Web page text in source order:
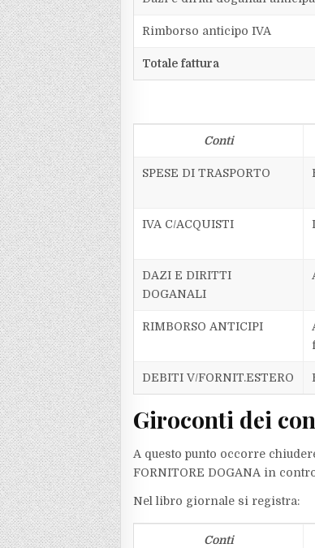
Rimborso anticipo IVA
Totale fattura
Conti
SPESE DI TRASPORTO
IVA C/ACQUISTI
DAZI E DIRITTI
DOGANALI
RIMBORSO ANTICIPI
DEBITI V/FORNIT.ESTERO
Giroconti dei
A questo punto occorre
FORNITORE DOGANA in
Nel libro giornale si registra:
Conti